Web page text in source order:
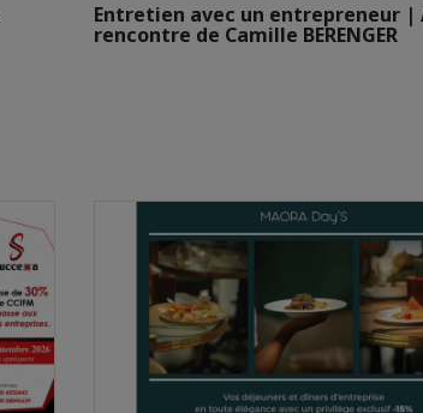
Entretien avec un entrepreneur |
rencontre de Camille BERENGER